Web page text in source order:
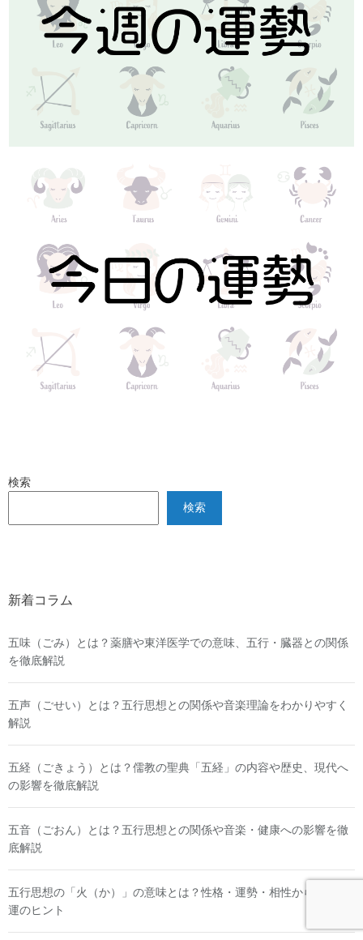
検索
検索
新着コラム
五味（ごみ）とは？薬膳や東洋医学での意味、五行・臓器との関係
を徹底解説
五声（ごせい）とは？五行思想との関係や音楽理論をわかりやすく
解説
五経（ごきょう）とは？儒教の聖典「五経」の内容や歴史、現代へ
の影響を徹底解説
五音（ごおん）とは？五行思想との関係や音楽・健康への影響を徹
底解説
五行思想の「火（か）」の意味とは？性格・運勢・相性から知る開
運のヒント